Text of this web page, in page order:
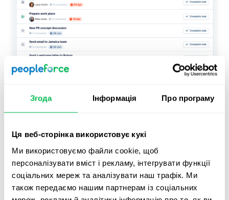
Згода Інформація Про програму
Ця веб-сторінка використовує кукі
Ми використовуємо файли cookie, щоб
персоналізувати вміст і рекламу, інтегрувати функції
соціальних мереж та аналізувати наш трафік. Ми
також передаємо нашим партнерам із соціальних
Покроковий імпорт
нагадує проходження покрокової інструкції, що
спрощує роботу.
Для імпорту було додано функцію зіставлення полів
Коли користувач імпортує таблицю, вона
зіставляється з існуючими полями системи. Так